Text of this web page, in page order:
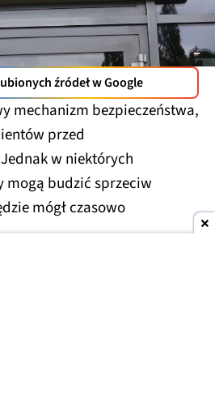
źródeł w Google
mechanizm bezpieczeństwa,
przed
w niektórych
mogą budzić sprzeciw
mógł czasowo